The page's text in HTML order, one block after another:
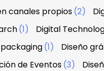
canales propios(2)
(1) Digital
(1) Diseño
de Eventos(3)